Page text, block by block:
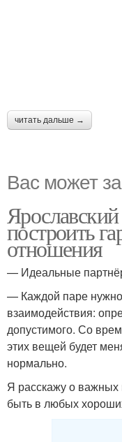
читать дальше →
Вас может
построить
отношения
— Идеальные
— Каждой паре
взаимодействия:
допустимого. Со
этих вещей будет
нормально.
Я расскажу о
быть в любых